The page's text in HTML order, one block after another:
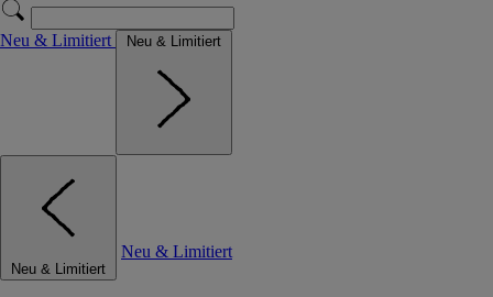
Neu & Limitiert Neu & Limitiert
Neu & Limitiert
Neu & Limitiert